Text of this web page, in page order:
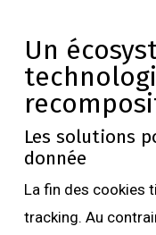
Un
Les solutions
donnée
La fin des cookies
tracking. Au